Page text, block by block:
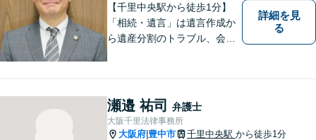
【千里中央駅から徒歩1分】
「相続・遺言」は遺言作成か
ら遺産分割のトラブル、会社
【初回相談30分無料】
詳細を見
る
瀬邉 祐司 弁護士
大阪千里法律事務所
大阪府 豊中市 千里中央駅 から徒歩1分